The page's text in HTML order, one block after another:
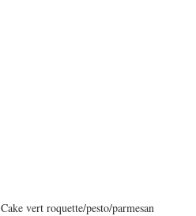
Cake vert roquette/pesto/parmesan